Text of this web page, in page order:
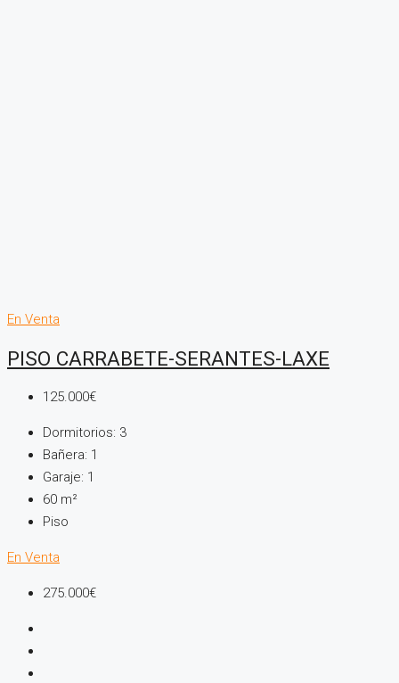
En Venta
PISO CARRABETE-SERANTES-LAXE
125.000€
Dormitorios: 3
Bañera: 1
Garaje: 1
60 m²
Piso
En Venta
275.000€